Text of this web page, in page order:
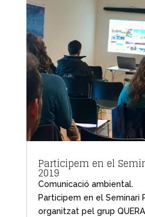
Participem en el
2019
Comunicació ambiental.
Participem en el Seminari
organitzat pel grup